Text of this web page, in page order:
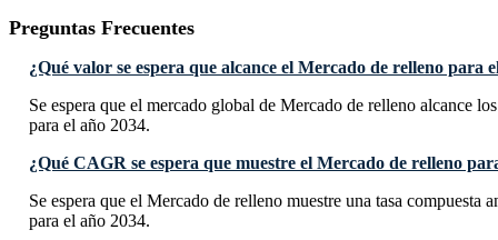
Preguntas Frecuentes
¿Qué valor se espera que alcance el Mercado de relleno para
Se espera que el mercado global de Mercado de relleno alcance
para el año 2034.
¿Qué CAGR se espera que muestre el Mercado de relleno
Se espera que el Mercado de relleno muestre una tasa compuesta
para el año 2034.